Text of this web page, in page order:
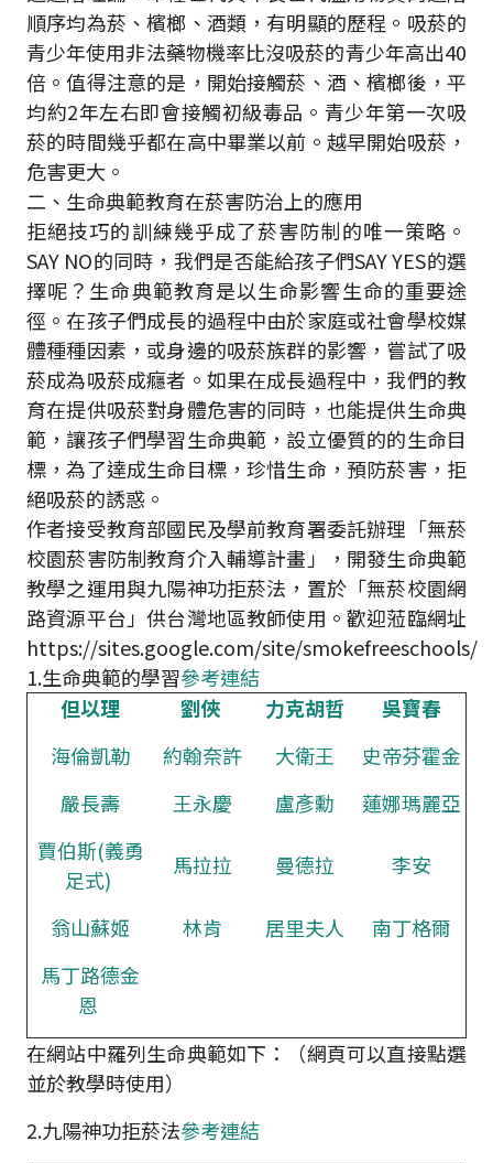
順序均為菸、檳榔、酒類，有明顯的歷程。吸菸的
青少年使用非法藥物機率比沒吸菸的青少年高出40
倍。值得注意的是，開始接觸菸、酒、檳榔後，平
均約2年左右即會接觸初級毒品。青少年第一次吸
菸的時間幾乎都在高中畢業以前。越早開始吸菸，
危害更大。
二、生命典範教育在菸害防治上的應用
拒絕技巧的訓練幾乎成了菸害防制的唯一策略。
SAY NO的同時，我們是否能給孩子們SAY YES的選
擇呢？生命典範教育是以生命影響生命的重要途
徑。在孩子們成長的過程中由於家庭或社會學校媒
體種種因素，或身邊的吸菸族群的影響，嘗試了吸
菸成為吸菸成癮者。如果在成長過程中，我們的教
育在提供吸菸對身體危害的同時，也能提供生命典
範，讓孩子們學習生命典範，設立優質的的生命目
標，為了達成生命目標，珍惜生命，預防菸害，拒
絕吸菸的誘惑。
作者接受教育部國民及學前教育署委託辦理「無菸
校園菸害防制教育介入輔導計畫」，開發生命典範
教學之運用與九陽神功拒菸法，置於「無菸校園網
路資源平台」供台灣地區教師使用。歡迎蒞臨網址
https://sites.google.com/site/smokefreeschools/
1.生命典範的學習參考連結
但以理
劉俠 力克胡哲
吳寶春
海倫凱勒
約翰奈許 大衛王
史帝芬霍金
嚴長壽
王永慶 盧彥勳
蓮娜瑪麗亞
賈伯斯(義勇
足式)
馬拉拉 曼德拉 李安
翁山蘇姬 林肯 居里夫人
南丁格爾
馬丁路德金
恩
在網站中羅列生命典範如下：（網頁可以直接點選
並於教學時使用）
2.九陽神功拒菸法參考連結